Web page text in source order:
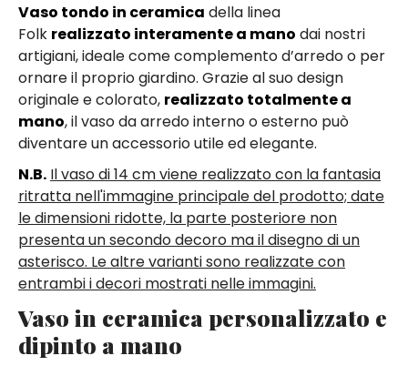
Vaso tondo in ceramica della linea
Folk realizzato interamente a mano dai nostri
artigiani, ideale come complemento d’arredo o per
ornare il proprio giardino. Grazie al suo design
originale e colorato, realizzato totalmente a
mano, il vaso da arredo interno o esterno può
diventare un accessorio utile ed elegante.
N.B. Il vaso di 14 cm viene realizzato con la fantasia
ritratta nell'immagine principale del prodotto; date
le dimensioni ridotte, la parte posteriore non
presenta un secondo decoro ma il disegno di un
asterisco. Le altre varianti sono realizzate con
entrambi i decori mostrati nelle immagini.
Vaso in ceramica personalizzato e
dipinto a mano